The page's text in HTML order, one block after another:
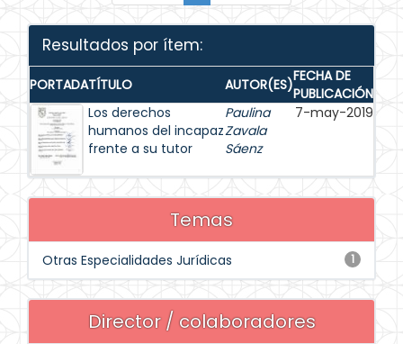
Resultados por ítem:
PORTADATÍTULO AUTOR(ES)FECHA DE
PUBLICACIÓN
Los derechos
humanos del incapaz
frente a su tutor
Paulina
Zavala
Sáenz
7-may-2019
Temas
1
Otras Especialidades Jurídicas
Director / colaboradores